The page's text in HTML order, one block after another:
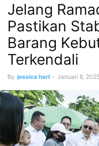
Jelang
Pastikan
Barang
Terkendali
By jessica hart - Januari 8,